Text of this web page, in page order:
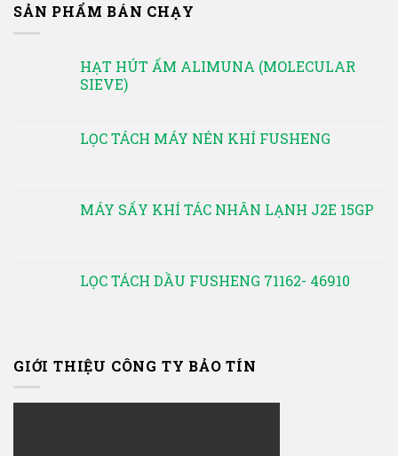
SẢN PHẨM BÁN CHẠY
HẠT HÚT ẨM ALIMUNA (MOLECULAR
SIEVE)
LỌC TÁCH MÁY NÉN KHÍ FUSHENG
MÁY SẤY KHÍ TÁC NHÂN LẠNH J2E 15GP
LỌC TÁCH DẦU FUSHENG 71162- 46910
GIỚI THIỆU CÔNG TY BẢO TÍN